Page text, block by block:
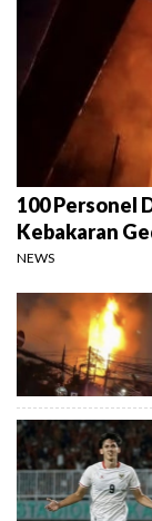
100 Personel
Kebakaran
NEWS